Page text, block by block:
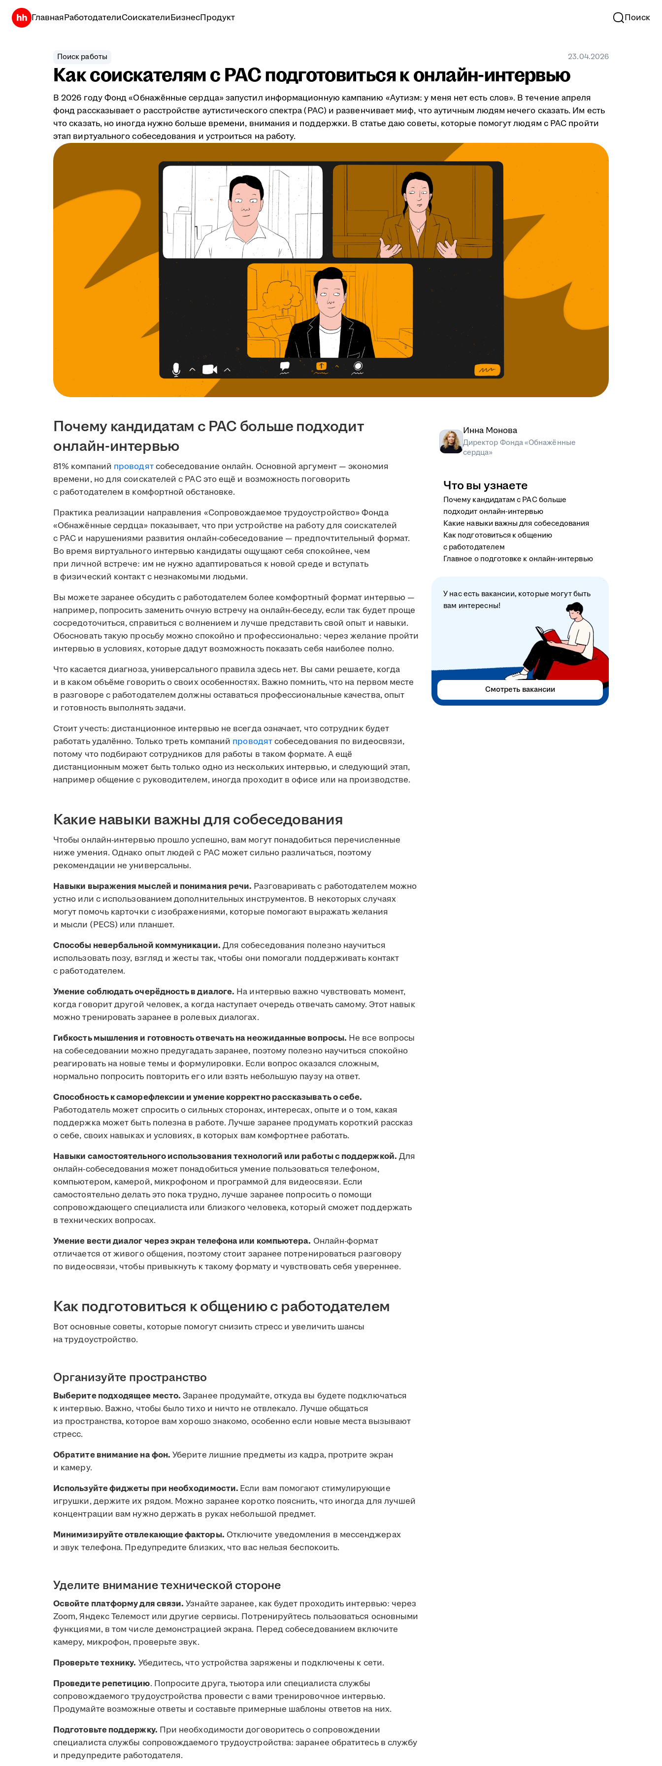
ГлавнаяРаботодателиСоискателиБизнесПродукт Поиск
Поиск работы 23.04.2026
Как соискателям с РАС подготовиться к онлайн-интервью
В 2026 году Фонд «Обнажённые сердца» запустил информационную кампанию «Аутизм: у меня нет есть слов». В течение апреля
фонд рассказывает о расстройстве аутистического спектра (РАС) и развенчивает миф, что аутичным людям нечего сказать. Им есть
что сказать, но иногда нужно больше времени, внимания и поддержки. В статье даю советы, которые помогут людям с РАС пройти
этап виртуального собеседования и устроиться на работу.
Почему кандидатам с РАС больше подходит
онлайн-интервью
81% компаний проводятсобеседование онлайн. Основной аргумент — экономия
времени, но для соискателей с РАС это ещё и возможность поговорить
с работодателем в комфортной обстановке.
Практика реализации направления «Сопровождаемое трудоустройство» Фонда
«Обнажённые сердца» показывает, что при устройстве на работу для соискателей
с РАС и нарушениями развития онлайн-собеседование — предпочтительный формат.
Во время виртуального интервью кандидаты ощущают себя спокойнее, чем
при личной встрече: им не нужно адаптироваться к новой среде и вступать
в физический контакт с незнакомыми людьми.
Вы можете заранее обсудить с работодателем более комфортный формат интервью —
например, попросить заменить очную встречу на онлайн-беседу, если так будет проще
сосредоточиться, справиться с волнением и лучше представить свой опыт и навыки.
Обосновать такую просьбу можно спокойно и профессионально: через желание пройти
интервью в условиях, которые дадут возможность показать себя наиболее полно.
Что касается диагноза, универсального правила здесь нет. Вы сами решаете, когда
и в каком объёме говорить о своих особенностях. Важно помнить, что на первом месте
в разговоре с работодателем должны оставаться профессиональные качества, опыт
и готовность выполнять задачи.
Стоит учесть: дистанционное интервью не всегда означает, что сотрудник будет
работать удалённо. Только треть компаний проводятсобеседования по видеосвязи,
потому что подбирают сотрудников для работы в таком формате. А ещё
дистанционным может быть только одно из нескольких интервью, и следующий этап,
например общение с руководителем, иногда проходит в офисе или на производстве.
Какие навыки важны для собеседования
Чтобы онлайн-интервью прошло успешно, вам могут понадобиться перечисленные
ниже умения. Однако опыт людей с РАС может сильно различаться, поэтому
рекомендации не универсальны.
Навыки выражения мыслей и понимания речи. Разговаривать с работодателем можно
устно или с использованием дополнительных инструментов. В некоторых случаях
могут помочь карточки с изображениями, которые помогают выражать желания
и мысли (PECS) или планшет.
Способы невербальной коммуникации. Для собеседования полезно научиться
использовать позу, взгляд и жесты так, чтобы они помогали поддерживать контакт
с работодателем.
Умение соблюдать очерёдность в диалоге. На интервью важно чувствовать момент,
когда говорит другой человек, а когда наступает очередь отвечать самому. Этот навык
можно тренировать заранее в ролевых диалогах.
Гибкость мышления и готовность отвечать на неожиданные вопросы. Не все вопросы
на собеседовании можно предугадать заранее, поэтому полезно научиться спокойно
реагировать на новые темы и формулировки. Если вопрос оказался сложным,
нормально попросить повторить его или взять небольшую паузу на ответ.
Способность к саморефлексии и умение корректно рассказывать о себе.
Работодатель может спросить о сильных сторонах, интересах, опыте и о том, какая
поддержка может быть полезна в работе. Лучше заранее продумать короткий рассказ
о себе, своих навыках и условиях, в которых вам комфортнее работать.
Навыки самостоятельного использования технологий или работы с поддержкой. Для
онлайн-собеседования может понадобиться умение пользоваться телефоном,
компьютером, камерой, микрофоном и программой для видеосвязи. Если
самостоятельно делать это пока трудно, лучше заранее попросить о помощи
сопровождающего специалиста или близкого человека, который сможет поддержать
в технических вопросах.
Умение вести диалог через экран телефона или компьютера. Онлайн-формат
отличается от живого общения, поэтому стоит заранее потренироваться разговору
по видеосвязи, чтобы привыкнуть к такому формату и чувствовать себя увереннее.
Как подготовиться к общению с работодателем
Вот основные советы, которые помогут снизить стресс и увеличить шансы
на трудоустройство.
Организуйте пространство
Выберите подходящее место. Заранее продумайте, откуда вы будете подключаться
к интервью. Важно, чтобы было тихо и ничто не отвлекало. Лучше общаться
из пространства, которое вам хорошо знакомо, особенно если новые места вызывают
стресс.
Обратите внимание на фон. Уберите лишние предметы из кадра, протрите экран
и камеру.
Используйте фиджеты при необходимости. Если вам помогают стимулирующие
игрушки, держите их рядом. Можно заранее коротко пояснить, что иногда для лучшей
концентрации вам нужно держать в руках небольшой предмет.
Минимизируйте отвлекающие факторы. Отключите уведомления в мессенджерах
и звук телефона. Предупредите близких, что вас нельзя беспокоить.
Уделите внимание технической стороне
Освойте платформу для связи. Узнайте заранее, как будет проходить интервью: через
Zoom, Яндекс Телемост или другие сервисы. Потренируйтесь пользоваться основными
функциями, в том числе демонстрацией экрана. Перед собеседованием включите
камеру, микрофон, проверьте звук.
Проверьте технику. Убедитесь, что устройства заряжены и подключены к сети.
Проведите репетицию. Попросите друга, тьютора или специалиста службы
сопровождаемого трудоустройства провести с вами тренировочное интервью.
Продумайте возможные ответы и составьте примерные шаблоны ответов на них.
Подготовьте поддержку. При необходимости договоритесь о сопровождении
специалиста службы сопровождаемого трудоустройства: заранее обратитесь в службу
и предупредите работодателя.
Инна Монова
Директор Фонда «Обнажённые
сердца»
Что вы узнаете
Почему кандидатам с РАС больше
подходит онлайн-интервью
Какие навыки важны для собеседования
Как подготовиться к общению
с работодателем
Главное о подготовке к онлайн-интервью
У нас есть вакансии, которые могут быть
вам интересны!
Смотреть вакансии